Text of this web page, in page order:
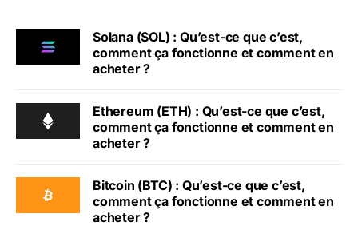
Solana (SOL) : Qu’est-ce que c’est,
comment ça fonctionne et comment en
acheter ?
Ethereum (ETH) : Qu’est-ce que c’est,
comment ça fonctionne et comment en
acheter ?
Bitcoin (BTC) : Qu’est-ce que c’est,
comment ça fonctionne et comment en
acheter ?